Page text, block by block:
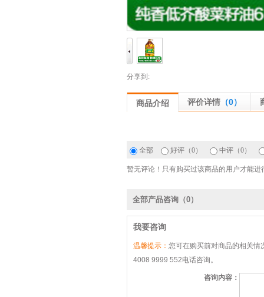
分享到:
商品介绍 评价详情 （0）
全部 好评 （0） 中评 （0）
暂无评论！只有购买过该商品的用户才能进
全部产品咨询 （0）
我要咨询
温馨提示： 您可在购买前对商品的相关情
4008 9999 552电话咨询。
咨询内容：